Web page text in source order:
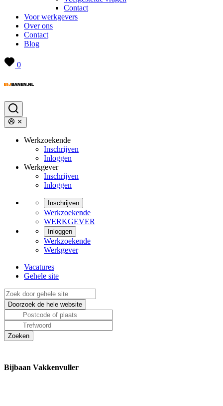
Contact
Voor werkgevers
Over ons
Contact
Blog
0
Werkzoekende
Inschrijven
Inloggen
Werkgever
Inschrijven
Inloggen
Inschrijven
Werkzoekende
WERKGEVER
Inloggen
Werkzoekende
Werkgever
Vacatures
Gehele site
Bijbaan Vakkenvuller